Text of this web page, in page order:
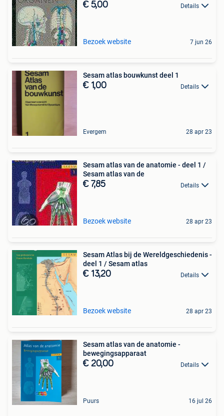
€ 5,00 Details
Bezoek website 7 jun 26
Sesam atlas bouwkunst deel 1
€ 1,00 Details
Evergem 28 apr 23
Sesam atlas van de anatomie - deel 1 /
Sesam atlas van de
€ 7,85 Details
Bezoek website 28 apr 23
Sesam Atlas bij de Wereldgeschiedenis -
deel 1 / Sesam atlas
€ 13,20 Details
Bezoek website 28 apr 23
Sesam atlas van de anatomie -
bewegingsapparaat
€ 20,00 Details
Puurs 16 jul 26